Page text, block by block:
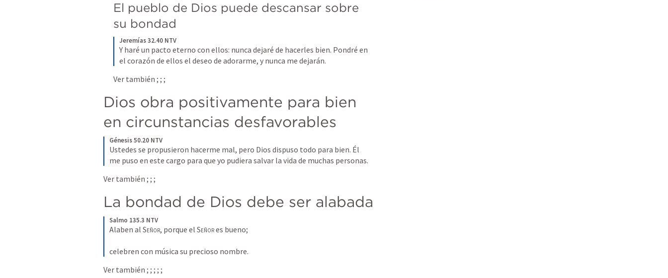
El pueblo de Dios puede descansar sobre
su bondad
Jeremías 32.40 NTV
Y haré un pacto eterno con ellos: nunca dejaré de hacerles bien. Pondré en
el corazón de ellos el deseo de adorarme, y nunca me dejarán.
Ver también ; ; ;
Dios obra positivamente para bien
en circunstancias desfavorables
Génesis 50.20 NTV
Ustedes se propusieron hacerme mal, pero Dios dispuso todo para bien. Él
me puso en este cargo para que yo pudiera salvar la vida de muchas personas.
Ver también ; ; ;
La bondad de Dios debe ser alabada
Salmo 135.3 NTV
Alaben al Señor, porque el Señor es bueno;
celebren con música su precioso nombre.
Ver también ; ; ; ; ;